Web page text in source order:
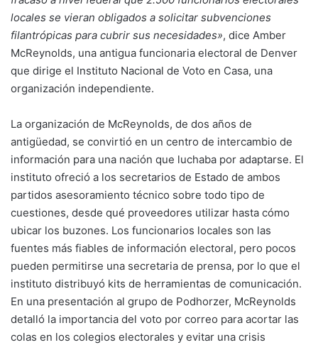
locales se vieran obligados a solicitar subvenciones
filantrópicas para cubrir sus necesidades», dice Amber
McReynolds, una antigua funcionaria electoral de Denver
que dirige el Instituto Nacional de Voto en Casa, una
organización independiente.
La organización de McReynolds, de dos años de
antigüedad, se convirtió en un centro de intercambio de
información para una nación que luchaba por adaptarse. El
instituto ofreció a los secretarios de Estado de ambos
partidos asesoramiento técnico sobre todo tipo de
cuestiones, desde qué proveedores utilizar hasta cómo
ubicar los buzones. Los funcionarios locales son las
fuentes más fiables de información electoral, pero pocos
pueden permitirse una secretaria de prensa, por lo que el
instituto distribuyó kits de herramientas de comunicación.
En una presentación al grupo de Podhorzer, McReynolds
detalló la importancia del voto por correo para acortar las
colas en los colegios electorales y evitar una crisis